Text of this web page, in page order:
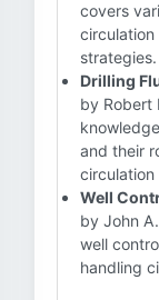
covers
circulation
strategies.
Drilling
by Robert
and their
circulation
Well
by John
well
handling